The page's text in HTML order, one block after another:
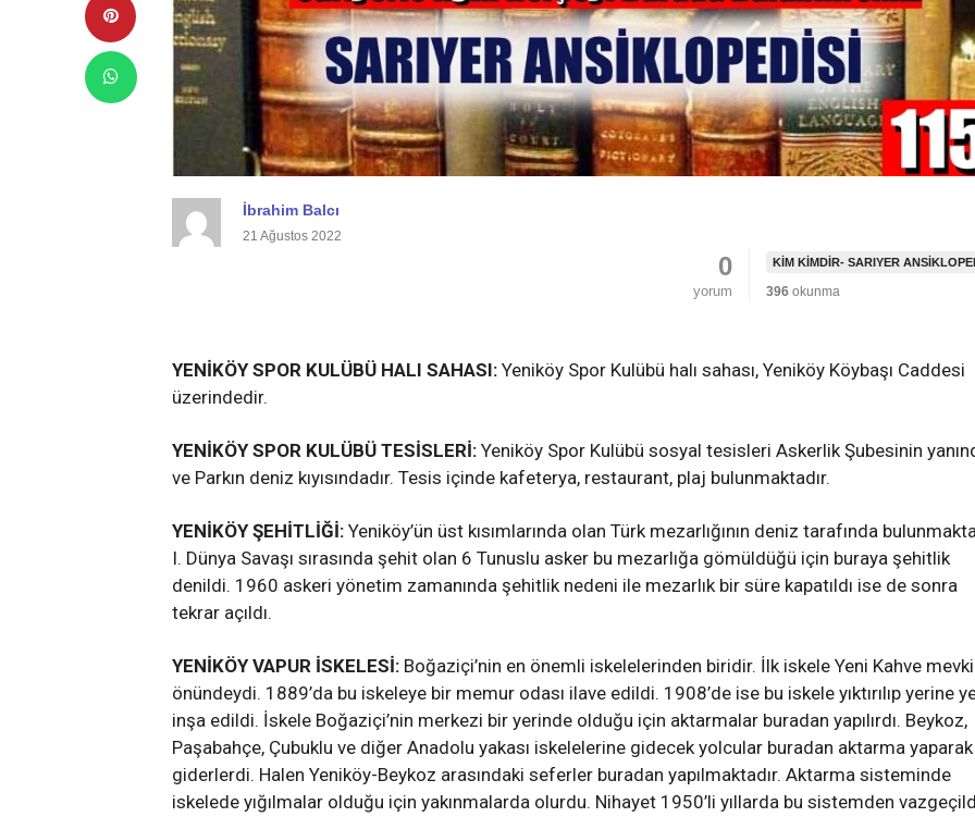
İbrahim Balcı
21 Ağustos 2022
KIM KIMDIR- SARIYER
396 okunma
0
yorum
YENİKÖY SPOR KULÜBÜ HALI SAHASI: Yeniköy Spor Kulübü halı sahası, Yeniköy Köybaşı Caddesi
üzerindedir.
YENİKÖY SPOR KULÜBÜ TESİSLERİ: Yeniköy Spor Kulübü sosyal tesisleri Askerlik Şubesinin
ve Parkın deniz kıyısındadır. Tesis içinde kafeterya, restaurant, plaj bulunmaktadır.
YENİKÖY ŞEHİTLİĞİ: Yeniköy’ün üst kısımlarında olan Türk mezarlığının deniz tarafında
I. Dünya Savaşı sırasında şehit olan 6 Tunuslu asker bu mezarlığa gömüldüğü için buraya şehitlik
denildi. 1960 askeri yönetim zamanında şehitlik nedeni ile mezarlık bir süre kapatıldı ise de sonra
tekrar açıldı.
YENİKÖY VAPUR İSKELESİ: Boğaziçi’nin en önemli iskelelerinden biridir. İlk iskele Yeni Kahve
önündeydi. 1889’da bu iskeleye bir memur odası ilave edildi. 1908’de ise bu iskele yıktırılıp yerine
inşa edildi. İskele Boğaziçi’nin merkezi bir yerinde olduğu için aktarmalar buradan yapılırdı. Beykoz,
Paşabahçe, Çubuklu ve diğer Anadolu yakası iskelelerine gidecek yolcular buradan aktarma yaparak
giderlerdi. Halen Yeniköy-Beykoz arasındaki seferler buradan yapılmaktadır. Aktarma sisteminde
iskelede yığılmalar olduğu için yakınmalarda olurdu. Nihayet 1950’li yıllarda bu sistemden
Boğaziçi’nin Su Yolu Hikayesi
6 AY ÖNCE
MAVRAMOLOZ MANSTIRI
ADMIN 6 AY ÖNCE
BAŞLADI
ADMIN 1 AY ÖNCE